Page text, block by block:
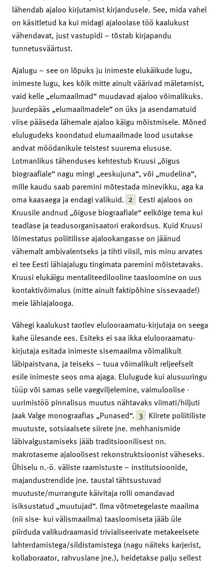
lähendab ajaloo kirjutamist kirjandusele. See, mida vahel
on käsitletud ka kui midagi ajaloolase töö kaalukust
vähendavat, just vastupidi – tõstab kirjapandu
tunnetusväärtust.
Ajalugu – see on lõpuks ju inimeste elukäikude lugu,
inimeste lugu, kes kõik mitte ainult väärivad mäletamist,
vaid kelle „elumaailmad“ muudavad ajaloo võimalikuks.
Juurdepääs „elumaailmadele“ on üks ja asendamatuid
viise pääseda lähemale ajaloo käigu mõistmisele. Mõned
elulugudeks koondatud elumaailmade lood usutakse
andvat möödanikule teistest suurema elususe.
Lotmanlikus tähenduses kehtestub Kruusi „õigus
biograafiale“ nagu mingi „eeskujuna“, või „mudelina“,
mille kaudu saab paremini mõtestada minevikku, aga ka
oma kaasaega ja endagi valikuid. 2 Eesti ajaloos on
Kruusile andnud „õiguse biograafiale“ eelkõige tema kui
teadlase ja teadusorganisaatori erakordsus. Kuid Kruusi
lõimestatus poliitilisse ajalookangasse on jäänud
vähemalt ambivalentseks ja tihti viisil, mis minu arvates
ei tee Eesti lähiajalugu tingimata paremini mõistetavaks.
Kruusi elukäigu mentaliteedilooline taasloomine on uus
kontaktivõimalus (mitte ainult faktipõhine sissevaade!)
meie lähiajalooga.
Vähegi kaalukust taotlev elulooraamatu-kirjutaja on seega
kahe ülesande ees. Esiteks ei saa ikka elulooraamatu-
kirjutaja esitada inimeste sisemaailma võimalikult
läbipaistvana, ja teiseks – tuua võimalikult reljeefselt
esile inimeste seos oma ajaga. Elulugude kui alusuuringu
tüüp või samas selle vaegviljelemine, vaimuloolise ­
uurimistöö pinnalisus muutus nähtavaks viimati/hiljuti
Jaak Valge monograafias „Punased“. 3 Kiirete poliitiliste
muutuste, sotsiaalsete siirete jne. mehhanismide
läbivalgustamiseks jääb traditsioonilisest nn.
makrotaseme ajaloolisest rekonstruktsioonist väheseks.
Ühiselu n.-ö. väliste raamistuste – institutsioonide,
majandustrendide jne. taustal tähtsustuvad
muutuste/murrangute käivitaja rolli omandavad
isiksustatud „muutujad“. Ilma võtmetegelaste maailma
(nii sise- kui välismaailma) taasloomiseta jääb üle
piirduda valikudraamasid trivialiseerivate metakeelsete
lahterdamistega/sildistamistega (nagu näiteks karjerist,
kollaboraator, rahvuslane jne.), heidetakse palju sellest